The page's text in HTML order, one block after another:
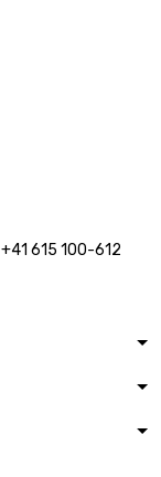
+41 615 100-612